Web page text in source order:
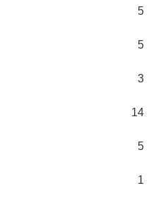
5
5
3
14
5
1